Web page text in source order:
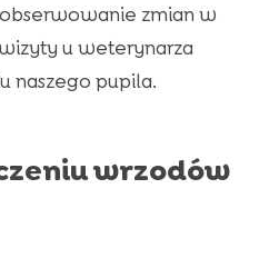
zmian w
u weterynarza
naszego pupila.
wrzodów